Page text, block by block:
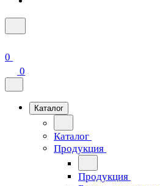
0
0
Каталог
Каталог
Продукция
Продукция